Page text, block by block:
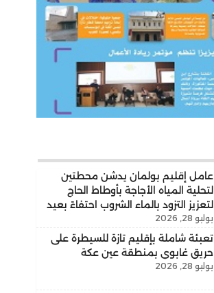
عامل إقليم بولمان يدشن محطتين
لتحلية المياه الأجاجة بأوطاط الحاج
لتعزيز التزود بالماء الشروب احتفاءً بعيد
العرش المجيد
يوليو 28, 2026
تعبئة شاملة بإقليم تازة للسيطرة على
حريق غابوي بمنطقة عين عكة
يوليو 28, 2026